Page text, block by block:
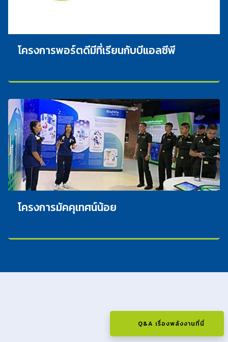
โครงการพอร์ตดีมีที่เรียนกับบีแอลซีพี
โครงการมัคคุเทศน์น้อย
Q&A เรื่องพลังงานที่นี่